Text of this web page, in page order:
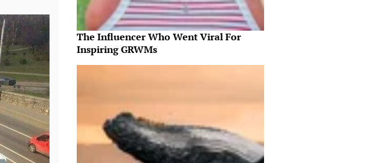
The Influencer Who Went Viral For
Inspiring GRWMs